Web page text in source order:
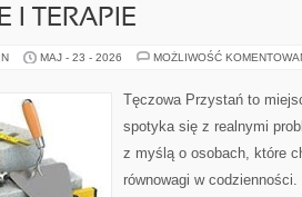
I TERAPIE
MAJ - 23 - 2026 MOŻLIWOŚĆ
Tęczowa Przystań to
spotyka się z realnymi
z myślą o osobach, które
równowagi w